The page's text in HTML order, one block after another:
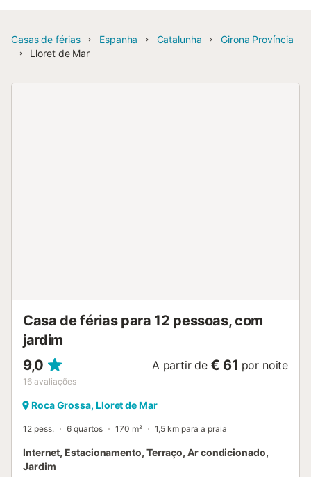
Casas de férias Espanha Catalunha
Girona Província
Lloret de Mar
Casa de férias para 12 pessoas, com
jardim
9,0
16 avaliações
A partir de € 61 por noite
Roca Grossa, Lloret de Mar
12 pess. 6 quartos 170 m² 1,5 km para a praia
Internet, Estacionamento, Terraço, Ar condicionado,
Jardim